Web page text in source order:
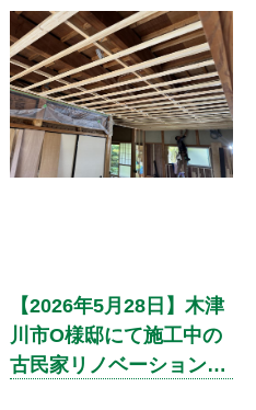
リー柄で、現在の内装建材のカ
ラーとコーディネートいたしま
した。
【2026年5月28日】木津
川市O様邸にて施工中の
古民家リノベーション、